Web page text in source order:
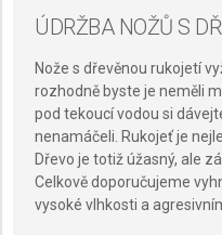
ÚDRŽBA NOŽŮ S
Nože s dřevěnou rukojetí
rozhodně byste je neměli
pod tekoucí vodou si
nenamáčeli. Rukojeť je
Dřevo je totiž úžasný, ale
Celkově doporučujeme
vysoké vlhkosti a
Develop and improve
IAB Special Features:
Use precise geolocation
Identify devices based
requested